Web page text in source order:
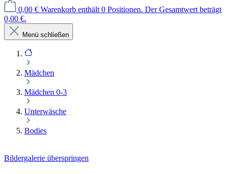
0,00 € Warenkorb enthält 0 Positionen. Der Gesamtwert beträgt
0,00 €.
Menü schließen
Mädchen
Mädchen 0-3
Unterwäsche
Bodies
Bildergalerie überspringen